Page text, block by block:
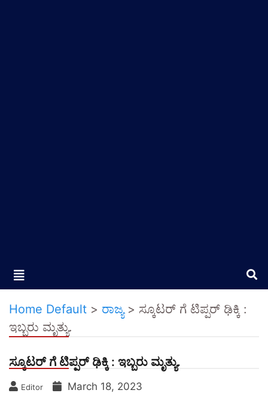
Home Default > ರಾಜ್ಯ> ಸ್ಕೂಟರ್ ಗೆ ಟಿಪ್ಪರ್ ಢಿಕ್ಕಿ :
ಇಬ್ಬರು ಮೃತ್ಯು.
ಸ್ಕೂಟರ್ ಗೆ ಟಿಪ್ಪರ್ ಢಿಕ್ಕಿ : ಇಬ್ಬರು ಮೃತ್ಯು.
Editor March 18, 2023